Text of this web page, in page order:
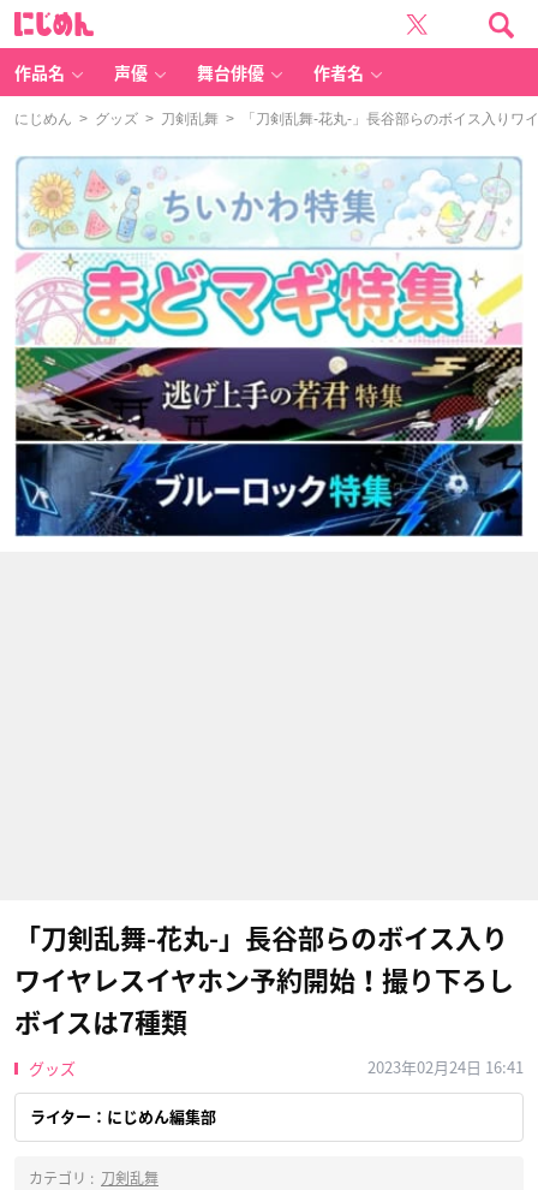
作品名 声優 舞台俳優 作者名
にじめん > グッズ > 刀剣乱舞 > 「刀剣乱舞-花丸-」長谷部らのボイス入りワ
「刀剣乱舞-花丸-」長谷部らのボイス入り
ワイヤレスイヤホン予約開始！撮り下ろし
ボイスは7種類
グッズ 2023年02月24日 16:41
ライター：にじめん編集部
カテゴリ : 刀剣乱舞